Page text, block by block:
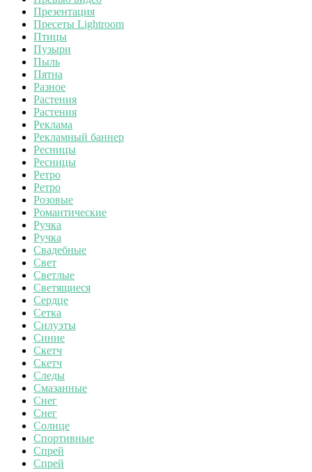
Презентация
Пресеты Lightroom
Птицы
Пузыри
Пыль
Пятна
Разное
Растения
Растения
Реклама
Рекламный баннер
Ресницы
Ресницы
Ретро
Ретро
Розовые
Романтические
Ручка
Ручка
Свадебные
Свет
Светлые
Светящиеся
Сердце
Сетка
Силуэты
Синие
Скетч
Скетч
Следы
Смазанные
Снег
Снег
Солнце
Спортивные
Спрей
Спрей